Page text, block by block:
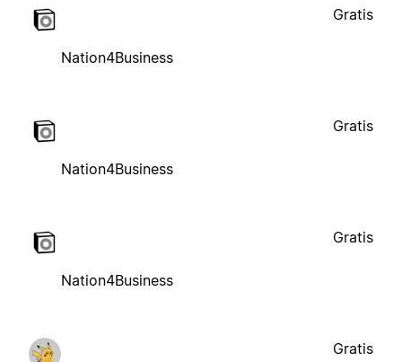
Nation4Business
Gratis
Nation4Business
Gratis
Nation4Business
Gratis
Gratis